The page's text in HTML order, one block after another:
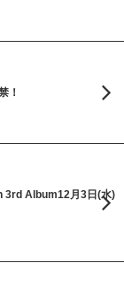
！
3rd Album12月3日(水)